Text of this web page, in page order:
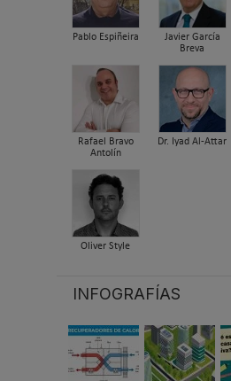
Pablo Espiñeira
Javier García
Breva
Rafael Bravo
Antolín
Dr. Iyad Al-Attar
Oliver Style
INFOGRAFÍAS